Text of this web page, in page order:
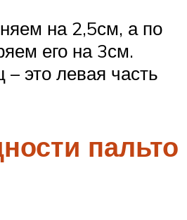
на 2,5см, а по
его на 3см.
это левая часть
пальто